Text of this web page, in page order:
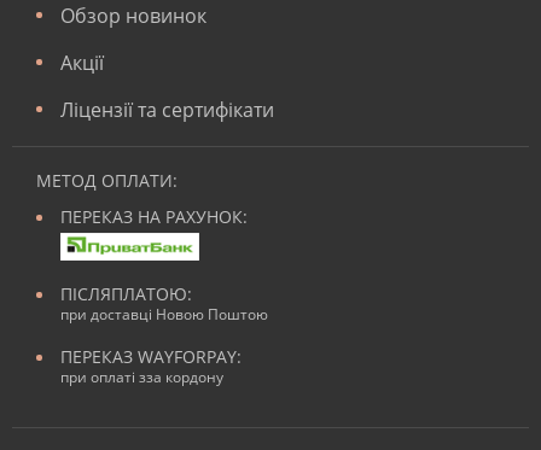
Обзор новинок
Акції
Ліцензії та сертифікати
МЕТОД ОПЛАТИ:
ПЕРЕКАЗ НА РАХУНОК:
ПІСЛЯПЛАТОЮ:
при доставці Новою Поштою
ПЕРЕКАЗ WAYFORPAY:
при оплаті зза кордону